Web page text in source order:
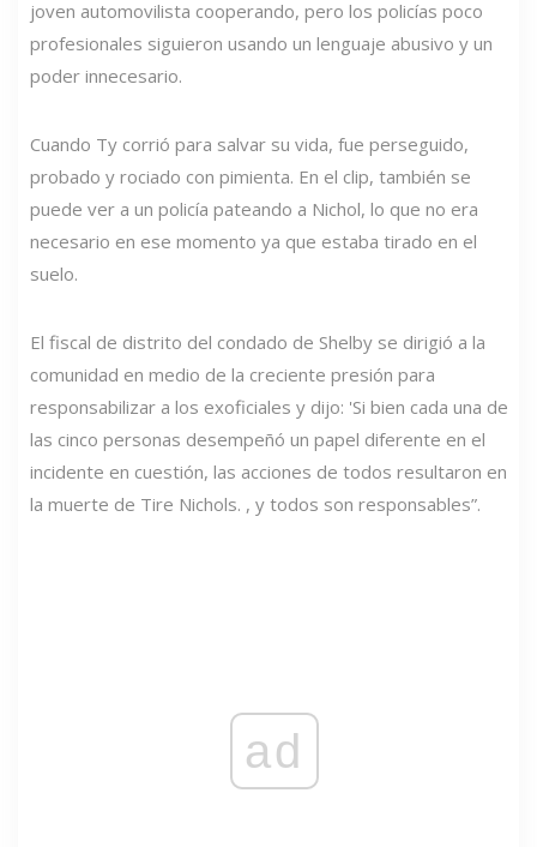
joven automovilista cooperando, pero los policías poco
profesionales siguieron usando un lenguaje abusivo y un
poder innecesario.
Cuando Ty corrió para salvar su vida, fue perseguido,
probado y rociado con pimienta. En el clip, también se
puede ver a un policía pateando a Nichol, lo que no era
necesario en ese momento ya que estaba tirado en el
suelo.
El fiscal de distrito del condado de Shelby se dirigió a la
comunidad en medio de la creciente presión para
responsabilizar a los exoficiales y dijo: 'Si bien cada una de
las cinco personas desempeñó un papel diferente en el
incidente en cuestión, las acciones de todos resultaron en
la muerte de Tire Nichols. , y todos son responsables”.
ad